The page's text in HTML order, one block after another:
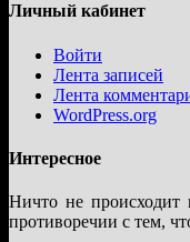
Личный кабинет
Войти
Лента записей
Лента
WordPress.org
Интересное
Ничто не происходит
противоречии с тем,